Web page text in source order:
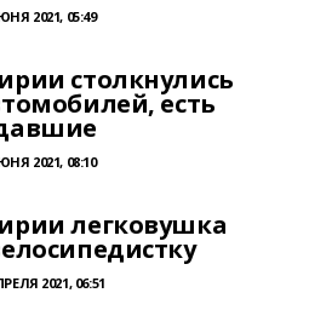
2021, 05:49
столкнулись
есть
2021, 08:10
легковушка
2021, 06:51